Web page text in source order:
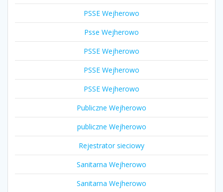
PSSE Wejherowo
Psse Wejherowo
PSSE Wejherowo
PSSE Wejherowo
PSSE Wejherowo
Publiczne Wejherowo
publiczne Wejherowo
Rejestrator sieciowy
Sanitarna Wejherowo
Sanitarna Wejherowo